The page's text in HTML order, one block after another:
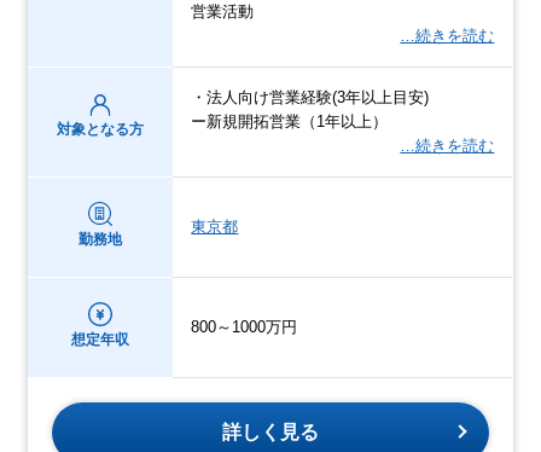
営業活動
…続きを読む
対象となる方
・法人向け営業経験(3年以上目安)
ー新規開拓営業（1年以上）
…続きを読む
勤務地
東京都
想定年収
800～1000万円
詳しく見る